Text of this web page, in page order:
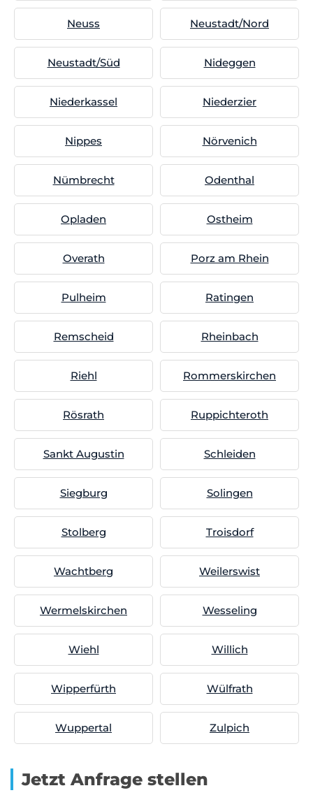
Neuss Neustadt/Nord
Neustadt/Süd Nideggen
Niederkassel Niederzier
Nippes Nörvenich
Nümbrecht Odenthal
Opladen Ostheim
Overath Porz am Rhein
Pulheim Ratingen
Remscheid Rheinbach
Riehl Rommerskirchen
Rösrath Ruppichteroth
Sankt Augustin Schleiden
Siegburg Solingen
Stolberg Troisdorf
Wachtberg Weilerswist
Wermelskirchen Wesseling
Wiehl Willich
Wipperfürth Wülfrath
Wuppertal Zulpich
Jetzt Anfrage stellen